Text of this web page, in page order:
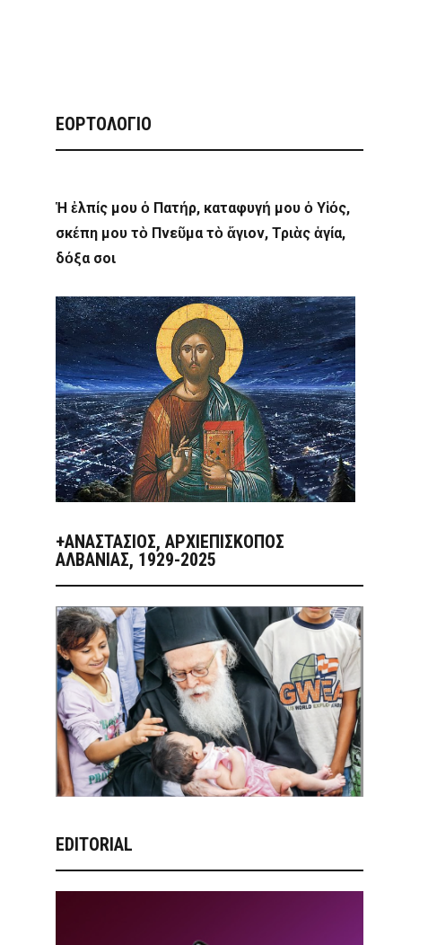
ΕΟΡΤΟΛΟΓΙΟ
Ἡ ἐλπίς μου ὁ Πατήρ, καταφυγή μου ὁ Υἱός,
σκέπη μου τὸ Πνεῦμα τὸ ἅγιον, Τριὰς ἁγία,
δόξα σοι
+ΑΝΑΣΤΆΣΙΟΣ, ΑΡΧΙΕΠΊΣΚΟΠΟΣ
ΑΛΒΑΝΊΑΣ, 1929-2025
EDITORIAL